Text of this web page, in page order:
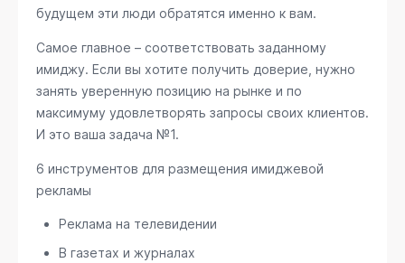
будущем эти люди обратятся именно к вам.
Самое главное – соответствовать заданному
имиджу. Если вы хотите получить доверие, нужно
занять уверенную позицию на рынке и по
максимуму удовлетворять запросы своих клиентов.
И это ваша задача №1.
6 инструментов для размещения имиджевой
рекламы
Реклама на телевидении
В газетах и журналах